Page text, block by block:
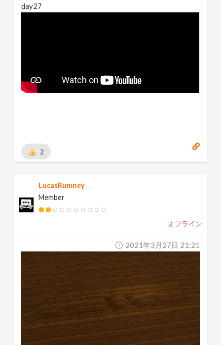
day27
2
LucasRumney
Member
オフライン
2021年3月27日 21:21